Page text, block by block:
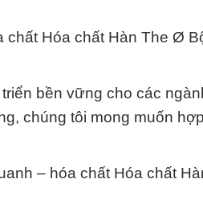
chất Hóa chất Hàn The Ø
bền vững cho các
chúng tôi mong muốn hợp
– hóa chất Hóa chất